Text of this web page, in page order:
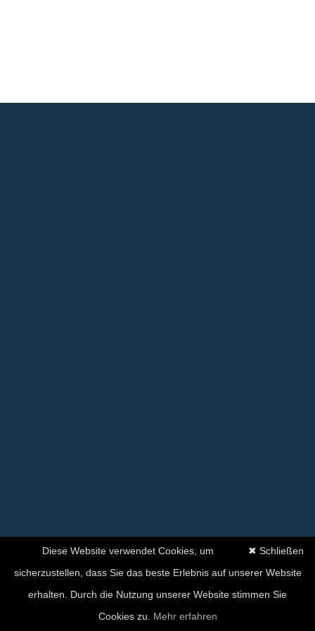
✖ Schließen
Diese Website verwendet Cookies, um
sicherzustellen, dass Sie das beste Erlebnis auf unserer Website
erhalten. Durch die Nutzung unserer Website stimmen Sie
Cookies zu. Mehr erfahren